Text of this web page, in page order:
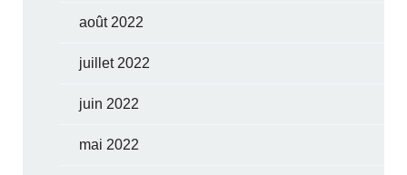
août 2022
juillet 2022
juin 2022
mai 2022